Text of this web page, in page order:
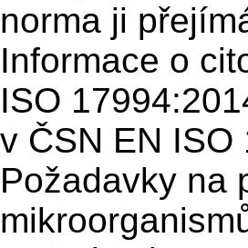
norma ji
Informace o
ISO
v ČSN EN
Požadavky na